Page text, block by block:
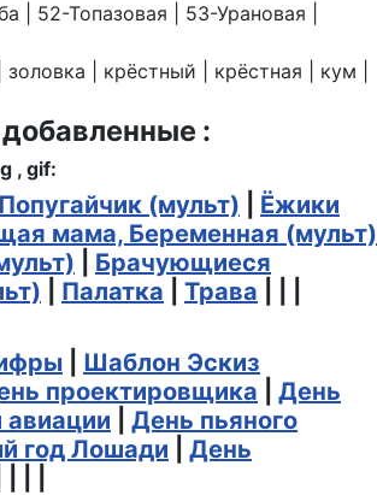
| 52-Топазовая | 53-Урановая |
| крёстный | крёстная | кум |
:
, gif:
Попугайчик (мульт)
Ёжики
мама, Беременная (мульт)
Брачующиеся
Палатка Трава
Шаблон Эскиз
проектировщика
День
День пьяного
год Лошади
День